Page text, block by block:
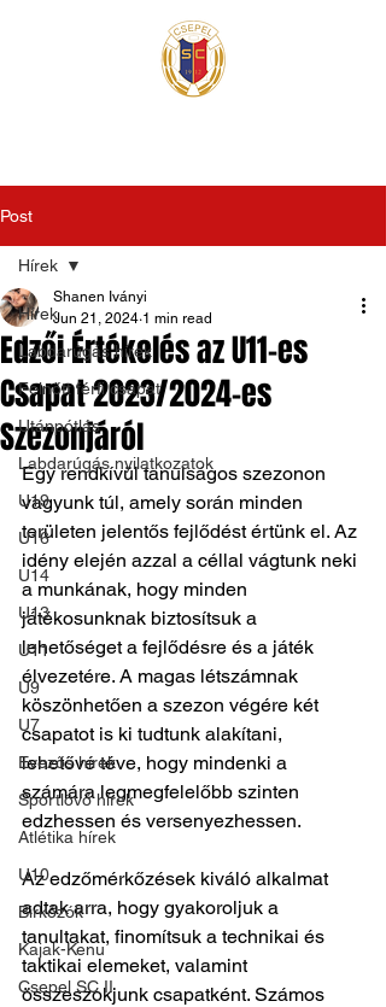
Post
Hírek
Labdarúgás hírek
Felnőtt férfi csapat
Utánpótlás
Labdarúgás nyilatkozatok
U19
U16
U14
U13
U11
U9
U7
Evezős hírek
Sportlövő hírek
Atlétika hírek
U10
Birkózók
Kajak-Kenu
Csepel SC II
Hírek
Edzői Értékelés az U11-es
Csapat 2023/2024-es
Szezonjáról
Shanen Iványi
Jun 21, 2024 1 min read
Egy rendkívül tanulságos szezonon
vagyunk túl, amely során minden
területen jelentős fejlődést értünk el. Az
idény elején azzal a céllal vágtunk neki
a munkának, hogy minden
játékosunknak biztosítsuk a
lehetőséget a fejlődésre és a játék
élvezetére. A magas létszámnak
köszönhetően a szezon végére két
csapatot is ki tudtunk alakítani,
lehetővé téve, hogy mindenki a
számára legmegfelelőbb szinten
edzhessen és versenyezhessen.
Az edzőmérkőzések kiváló alkalmat
adtak arra, hogy gyakoroljuk a
tanultakat, finomítsuk a technikai és
taktikai elemeket, valamint
összeszokjunk csapatként. Számos